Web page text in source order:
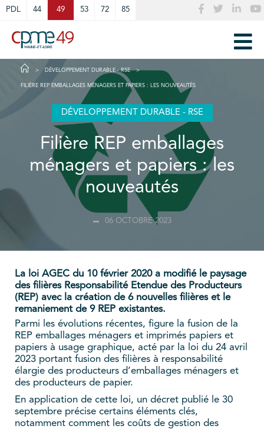
PDL 44 49 53 72 85
DÉVELOPPEMENT DURABLE - RSE
FILIÈRE REP EMBALLAGES MÉNAGERS ET PAPIERS : LES NOUVEAUTÉS
DÉVELOPPEMENT DURABLE - RSE
Filière REP emballages
ménagers et papiers : les
nouveautés
06 OCTOBRE 2023
La loi AGEC du 10 février 2020 a modifié le paysage
des filières Responsabilité Etendue des Producteurs
(REP) avec la création de 6 nouvelles filières et le
remaniement de 9 REP existantes.
Parmi les évolutions récentes, figure la fusion de la
REP emballages ménagers et imprimés papiers et
papiers à usage graphique, acté par la loi du 24 avril
2023 portant fusion des filières à responsabilité
élargie des producteurs d’emballages ménagers et
des producteurs de papier.
En application de cette loi, un décret publié le 30
septembre précise certains éléments clés,
notamment comment les coûts de gestion des
Cookies management panel